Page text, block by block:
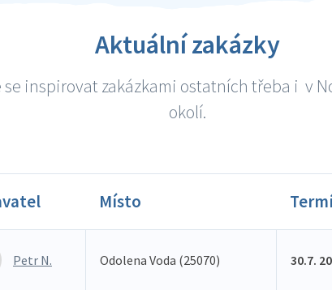
Aktuální zakázky
se inspirovat zakázkami ostatních třeba i v
okolí.
Místo
Petr N. Odolena Voda (25070) 30.7.